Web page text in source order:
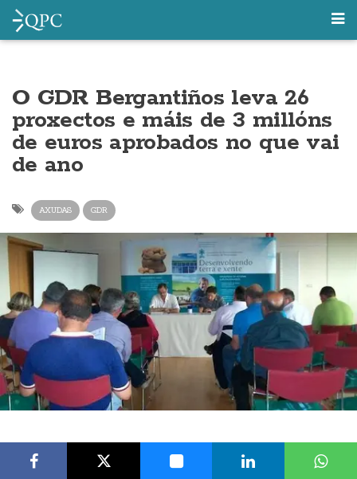
O GDR Bergantiños leva 26
proxectos e máis de 3 millóns
de euros aprobados no que vai
de ano
AXUDAS GDR